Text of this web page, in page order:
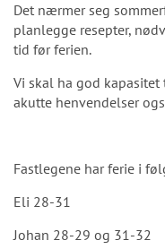
Det nærmer seg
planlegge resepter,
tid før ferien.
Vi skal ha god
akutte henvendelser
Fastlegene har ferie i
Eli 28-31
Johan 28-29 og 31-32